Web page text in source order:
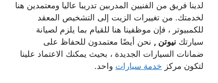
لدينا فريق من الفنيين المدربين تدريبا عاليا ومعتمدين هنا
لخدمتك. من تغييرات الزيت إلى التشخيص المعقد
للكمبيوتر ، فإن موظفينا هنا للقيام بما يلزم لصيانة
سيارتك نيوتن , نحن أيضًا معتمدون للحفاظ على
ضمانات السيارات الجديدة ، بحيث يمكنك الاعتماد علينا
لتكون مركز خدمة سيارات واحد.